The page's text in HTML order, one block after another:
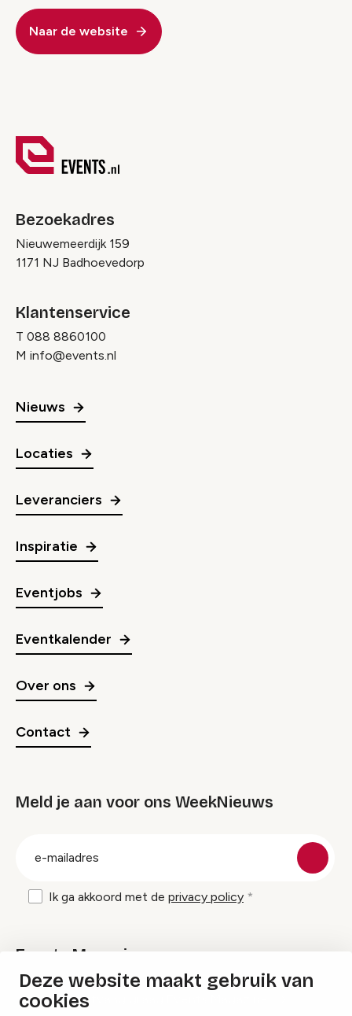
Deze website maakt gebruik van
cookies
Naar de websiteVideo geblokkeerd
Bezoekadres
Nieuwemeerdijk 159
1171 NJ Badhoevedorp
Klantenservice
T 088 8860100
M info@events.nl
Nieuws
Locaties
Leveranciers
Inspiratie
Eventjobs
Eventkalender
Over ons
Contact
Meld je aan voor ons WeekNieuws
Ik ga akkoord met de privacy policy
Events Magazine
Ik ontvang graag Events Magazine